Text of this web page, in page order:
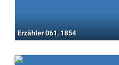
Erzähler 061, 1854